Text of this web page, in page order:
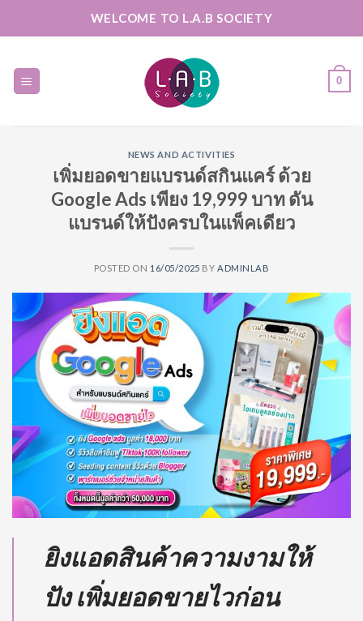
WELCOME TO L.A.B SOCIETY
0
NEWS AND ACTIVITIES
เพิ่มยอดขายแบรนด์สกินแคร์ ด้วย
Google Ads เพียง 19,999 บาท ดัน
แบรนด์ให้ปังครบในแพ็คเดียว
POSTED ON 16/05/2025 BY ADMINLAB
ยิงแอดสินค้าความงามให้
ปัง เพิ่มยอดขายไวก่อน